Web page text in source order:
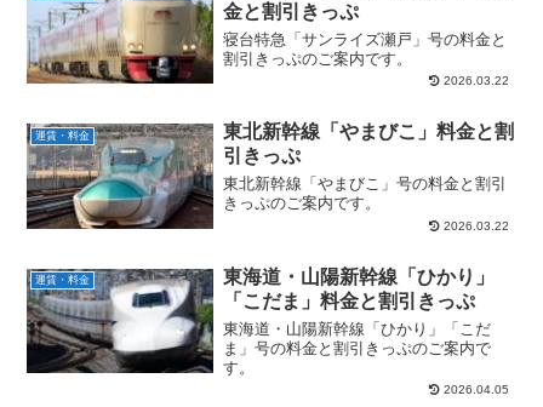
金と割引きっぷ
寝台特急「サンライズ瀬戸」号の料金と
割引きっぷのご案内です。
2026.03.22
運賃・料金
東北新幹線「やまびこ」料金と割
引きっぷ
東北新幹線「やまびこ」号の料金と割引
きっぷのご案内です。
2026.03.22
運賃・料金
東海道・山陽新幹線「ひかり」
「こだま」料金と割引きっぷ
東海道・山陽新幹線「ひかり」「こだ
ま」号の料金と割引きっぷのご案内で
す。
2026.04.05